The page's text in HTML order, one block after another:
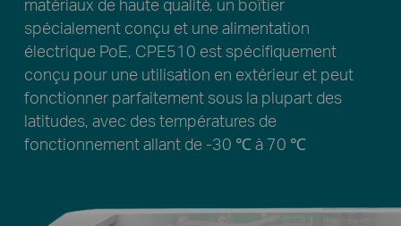
spécialement conçu et une alimentation
électrique PoE, CPE510 est spécifiquement
conçu pour une utilisation en extérieur et peut
fonctionner parfaitement sous la plupart des
latitudes, avec des températures de
fonctionnement allant de -30 ℃ à 70 ℃